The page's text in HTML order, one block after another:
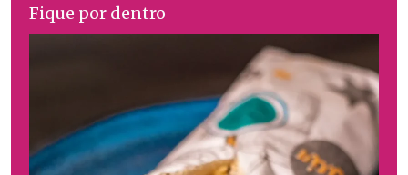
Fique por dentro